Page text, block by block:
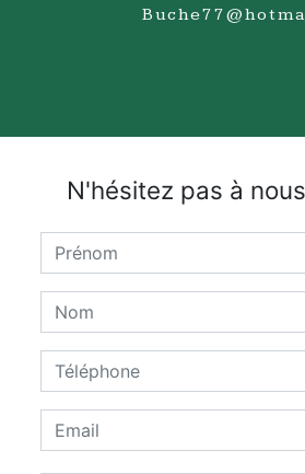
N'hésitez pas à